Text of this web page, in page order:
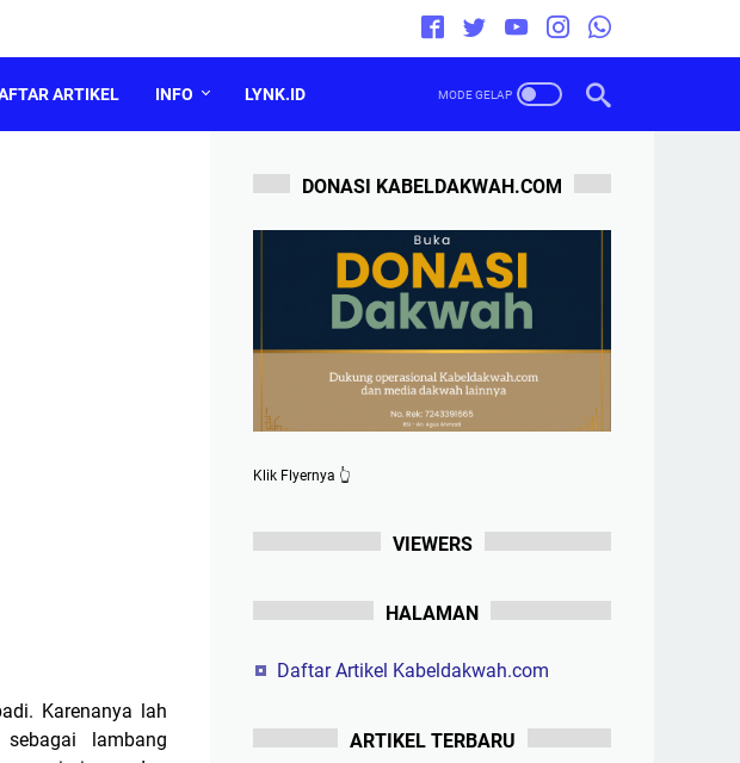
ARTIKEL INFO LYNK.ID
Karenanya lah
lambang
DONASI KABELDAKWAH.COM
Klik Flyernya 👆
VIEWERS
HALAMAN
Daftar Artikel Kabeldakwah.com
ARTIKEL TERBARU